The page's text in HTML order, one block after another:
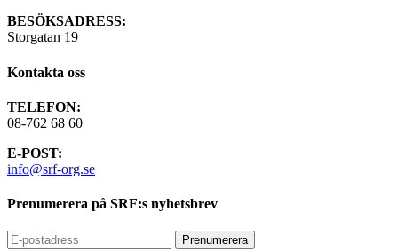
BESÖKSADRESS:
Storgatan 19
Kontakta oss
TELEFON:
08-762 68 60
E-POST:
info@srf-org.se
Prenumerera på SRF:s nyhetsbrev